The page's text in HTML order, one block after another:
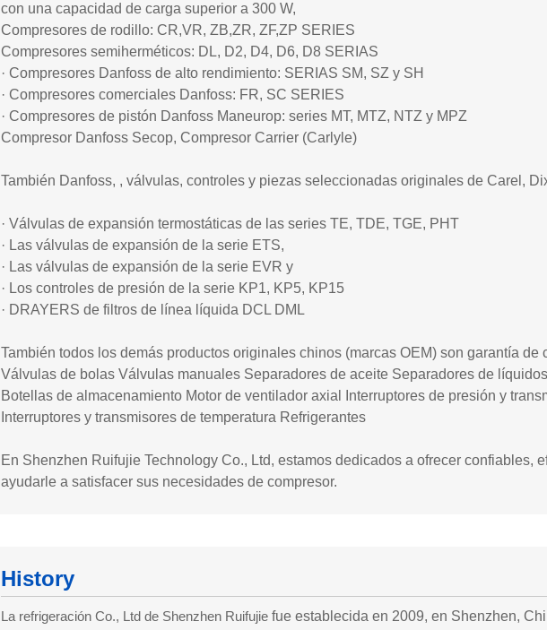
con una capacidad de carga superior a 300 W,
Compresores de rodillo: CR,VR, ZB,ZR, ZF,ZP SERIES
Compresores semiherméticos: DL, D2, D4, D6, D8 SERIAS
· Compresores Danfoss de alto rendimiento: SERIAS SM, SZ y SH
· Compresores comerciales Danfoss: FR, SC SERIES
· Compresores de pistón Danfoss Maneurop: series MT, MTZ, NTZ y MPZ
Compresor Danfoss Secop, Compresor Carrier (Carlyle)
También Danfoss, , válvulas, controles y piezas seleccionadas originales de Carel,
· Válvulas de expansión termostáticas de las series TE, TDE, TGE, PHT
· Las válvulas de expansión de la serie ETS,
· Las válvulas de expansión de la serie EVR y
· Los controles de presión de la serie KP1, KP5, KP15
· DRAYERS de filtros de línea líquida DCL DML
También todos los demás productos originales chinos (marcas OEM) son garantía de
Válvulas de bolas Válvulas manuales Separadores de aceite Separadores de
Botellas de almacenamiento Motor de ventilador axial Interruptores de presión y
Interruptores y transmisores de temperatura Refrigerantes
En Shenzhen Ruifujie Technology Co., Ltd, estamos dedicados a ofrecer confiables,
ayudarle a satisfacer sus necesidades de compresor.
History
La refrigeración Co., Ltd de Shenzhen Ruifujie fue establecida en 2009, en Shenzhen,